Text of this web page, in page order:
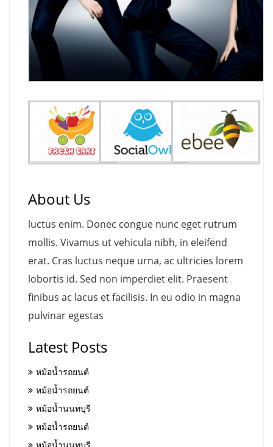
About Us
luctus enim. Donec congue nunc eget rutrum
mollis. Vivamus ut vehicula nibh, in eleifend
erat. Cras luctus neque urna, ac ultricies lorem
lobortis id. Sed non imperdiet elit. Praesent
finibus ac lacus et facilisis. In eu odio in magna
pulvinar egestas
Latest Posts
หม้อน้ำรถยนต์
หม้อน้ำรถยนต์
หม้อน้ำนนทบุรี
หม้อน้ำรถยนต์